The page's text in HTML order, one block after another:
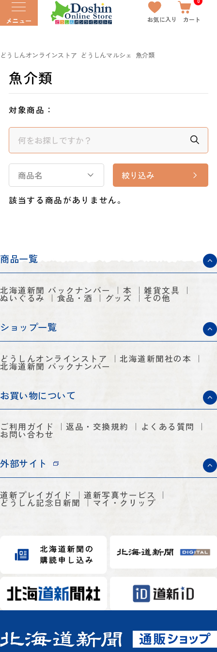
メニュー お気に入り カート
どうしんオンラインストア どうしんマルシェ 魚介類
魚介類
対象商品：
商品名 絞り込み
該当する商品がありません。
商品一覧
北海道新聞 バックナンバー 本 雑貨文具
ぬいぐるみ 食品・酒 グッズ その他
ショップ一覧
どうしんオンラインストア 北海道新聞社の本
北海道新聞 バックナンバー
お買い物について
ご利用ガイド 返品・交換規約 よくある質問
お問い合わせ
外部サイト
道新プレイガイド 道新写真サービス
どうしん記念日新聞 マイ・クリップ